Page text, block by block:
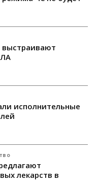
выстраивают
исполнительные
лекарств в